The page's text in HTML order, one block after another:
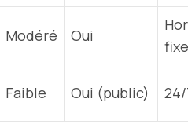
Modéré Oui
Faible Oui (public)